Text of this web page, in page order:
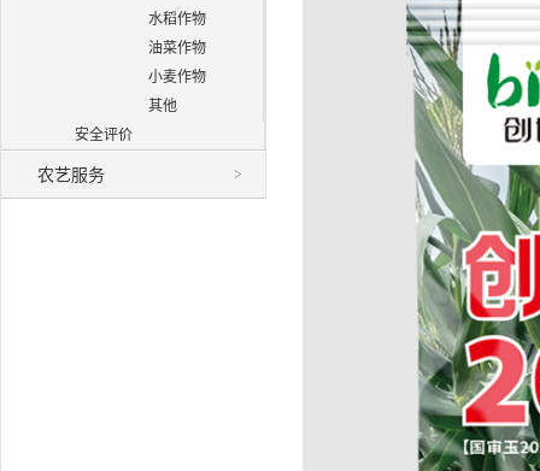
水稻作物
油菜作物
小麦作物
其他
安全评价
>
农艺服务